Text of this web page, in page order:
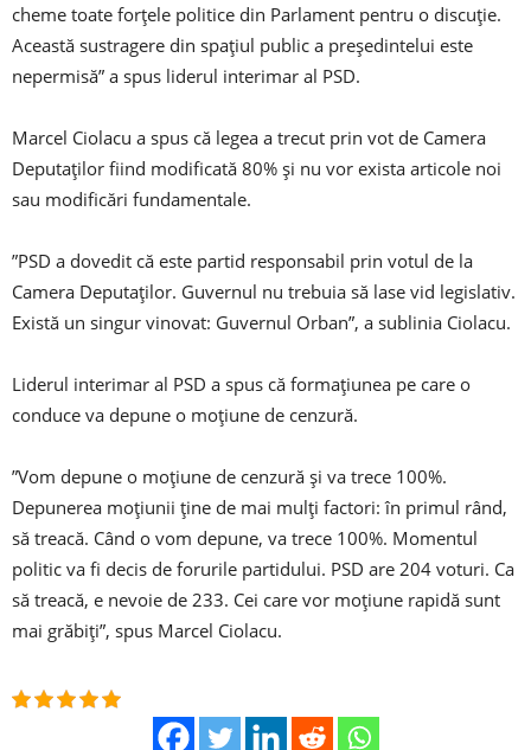
cheme toate forţele politice din Parlament pentru o discuţie.
Această sustragere din spaţiul public a preşedintelui este
nepermisă” a spus liderul interimar al PSD.
Marcel Ciolacu a spus că legea a trecut prin vot de Camera
Deputaţilor fiind modificată 80% și nu vor exista articole noi
sau modificări fundamentale.
”PSD a dovedit că este partid responsabil prin votul de la
Camera Deputaţilor. Guvernul nu trebuia să lase vid legislativ.
Există un singur vinovat: Guvernul Orban”, a sublinia Ciolacu.
Liderul interimar al PSD a spus că formațiunea pe care o
conduce va depune o moțiune de cenzură.
”Vom depune o moţiune de cenzură şi va trece 100%.
Depunerea moţiunii ține de mai mulţi factori: în primul rând,
să treacă. Când o vom depune, va trece 100%. Momentul
politic va fi decis de forurile partidului. PSD are 204 voturi. Ca
să treacă, e nevoie de 233. Cei care vor moţiune rapidă sunt
mai grăbiţi”, spus Marcel Ciolacu.